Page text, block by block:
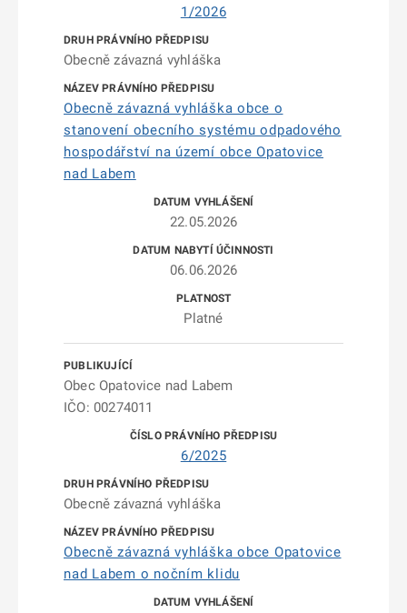
1/2026
Obecně závazná vyhláška
Obecně závazná vyhláška obce o
stanovení obecního systému odpadového
hospodářství na území obce Opatovice
nad Labem
22.05.2026
06.06.2026
Platné
Obec Opatovice nad Labem
IČO: 00274011
6/2025
Obecně závazná vyhláška
Obecně závazná vyhláška obce Opatovice
nad Labem o nočním klidu